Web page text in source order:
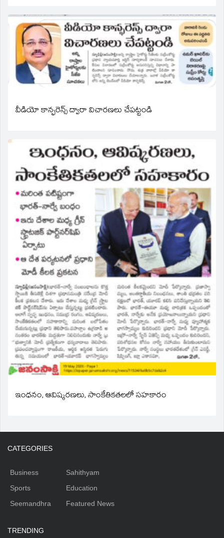
వీడియో కాన్ఫరెన్స్ ద్వారా విచారణలు చేపట్టండి
ఇంధనం, ఆవిష్కరణలు, సాంకేతికతలలో సహకారం
CATEGORIES
Business
Sports
Seemandhra
Sahithyam
Education
Featured News
TRENDING